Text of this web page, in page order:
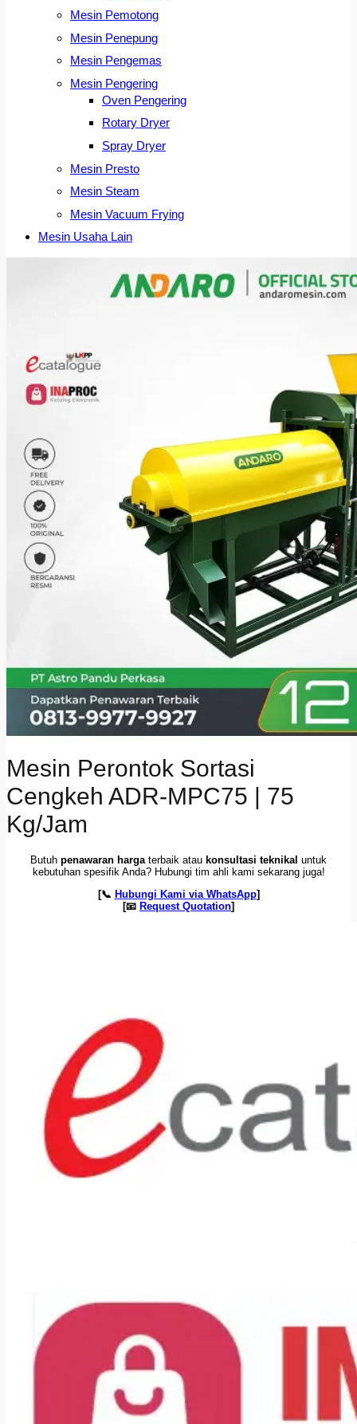
Mesin Pemotong
Mesin Penepung
Mesin Pengemas
Mesin Pengering
Oven Pengering
Rotary Dryer
Spray Dryer
Mesin Presto
Mesin Steam
Mesin Vacuum Frying
Mesin Usaha Lain
Mesin Perontok Sortasi
Cengkeh ADR-MPC75 | 75
Kg/Jam
Butuh penawaran hargaterbaik atau konsultasi teknikal untuk
kebutuhan spesifik Anda? Hubungi tim ahli kami sekarang juga!
[📞 Hubungi Kami via WhatsApp]
[📧 Request Quotation]